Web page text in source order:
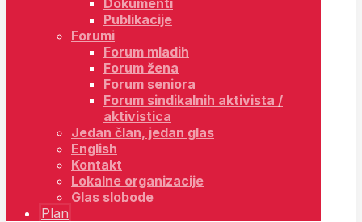
Dokumenti
Publikacije
Forumi
Forum mladih
Forum žena
Forum seniora
Forum sindikalnih aktivista /
aktivistica
Jedan član, jedan glas
English
Kontakt
Lokalne organizacije
Glas slobode
Plan